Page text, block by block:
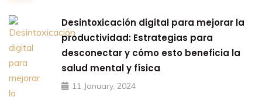
Desintoxicación digital para mejorar la
productividad: Estrategias para
desconectar y cómo esto beneficia la
salud mental y física
11 January, 2024